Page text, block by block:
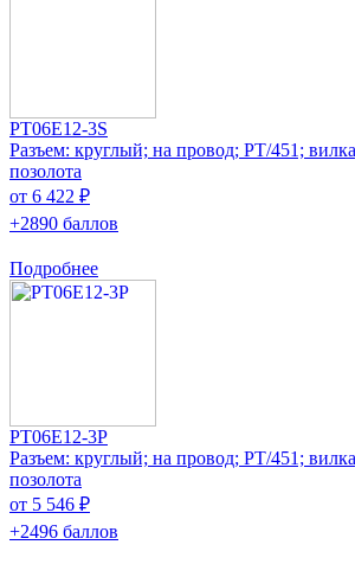
PT06E12-3S
Разъем: круглый; на провод; PT/451;
позолота
от 6 422 ₽
+2890 баллов
Подробнее
PT06E12-3P
Разъем: круглый; на провод; PT/451;
позолота
от 5 546 ₽
+2496 баллов